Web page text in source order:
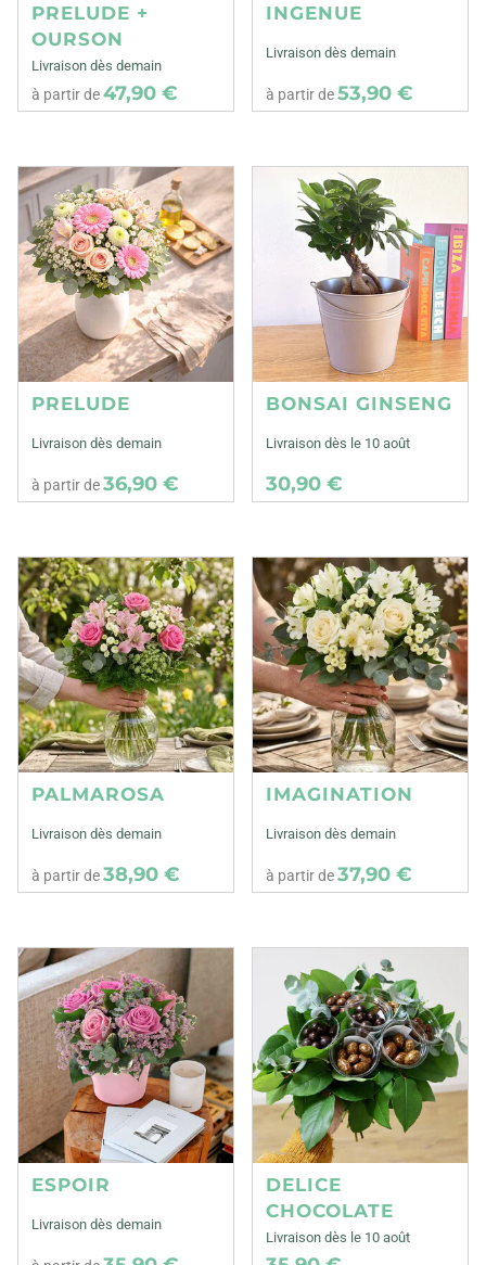
PRELUDE +
OURSON
Livraison dès demain
à partir de47,90 €
INGENUE
Livraison dès demain
à partir de53,90 €
PRELUDE
Livraison dès demain
à partir de36,90 €
BONSAI GINSENG
Livraison dès le 10 août
30,90 €
PALMAROSA
Livraison dès demain
à partir de38,90 €
IMAGINATION
Livraison dès demain
à partir de37,90 €
ESPOIR
Livraison dès demain
DELICE
CHOCOLATE
Livraison dès le 10 août